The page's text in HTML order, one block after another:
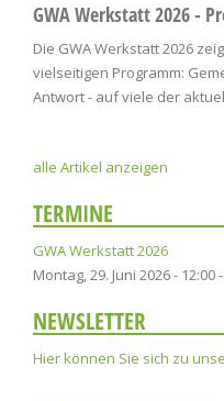
GWA Werkstatt 2026 -
Die GWA Werkstatt 2026
vielseitigen Programm:
Antwort - auf viele der
alle Artikel anzeigen
TERMINE
GWA Werkstatt 2026
Montag, 29. Juni 2026 - 12:00-
NEWSLETTER
Hier können Sie sich zu